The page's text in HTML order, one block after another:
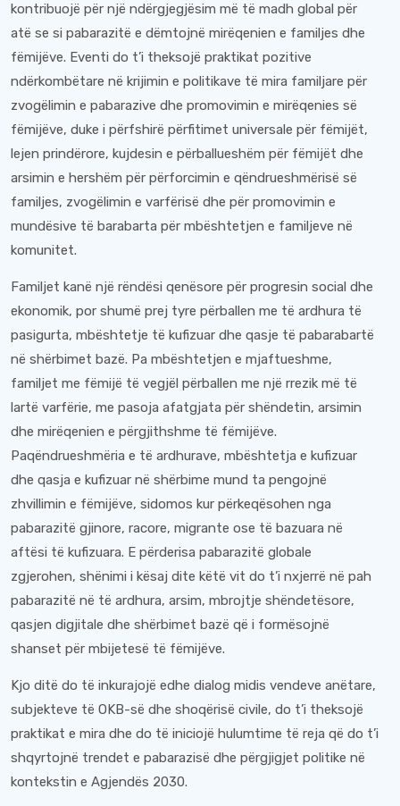
kontribuojë për një ndërgjegjësim më të madh global për
atë se si pabarazitë e dëmtojnë mirëqenien e familjes dhe
fëmijëve. Eventi do t’i theksojë praktikat pozitive
ndërkombëtare në krijimin e politikave të mira familjare për
zvogëlimin e pabarazive dhe promovimin e mirëqenies së
fëmijëve, duke i përfshirë përfitimet universale për fëmijët,
lejen prindërore, kujdesin e përballueshëm për fëmijët dhe
arsimin e hershëm për përforcimin e qëndrueshmërisë së
familjes, zvogëlimin e varfërisë dhe për promovimin e
mundësive të barabarta për mbështetjen e familjeve në
komunitet.
Familjet kanë një rëndësi qenësore për progresin social dhe
ekonomik, por shumë prej tyre përballen me të ardhura të
pasigurta, mbështetje të kufizuar dhe qasje të pabarabartë
në shërbimet bazë. Pa mbështetjen e mjaftueshme,
familjet me fëmijë të vegjël përballen me një rrezik më të
lartë varfërie, me pasoja afatgjata për shëndetin, arsimin
dhe mirëqenien e përgjithshme të fëmijëve.
Paqëndrueshmëria e të ardhurave, mbështetja e kufizuar
dhe qasja e kufizuar në shërbime mund ta pengojnë
zhvillimin e fëmijëve, sidomos kur përkeqësohen nga
pabarazitë gjinore, racore, migrante ose të bazuara në
aftësi të kufizuara. E përderisa pabarazitë globale
zgjerohen, shënimi i kësaj dite këtë vit do t’i nxjerrë në pah
pabarazitë në të ardhura, arsim, mbrojtje shëndetësore,
qasjen digjitale dhe shërbimet bazë që i formësojnë
shanset për mbijetesë të fëmijëve.
Kjo ditë do të inkurajojë edhe dialog midis vendeve anëtare,
subjekteve të OKB-së dhe shoqërisë civile, do t’i theksojë
praktikat e mira dhe do të iniciojë hulumtime të reja që do t’i
shqyrtojnë trendet e pabarazisë dhe përgjigjet politike në
kontekstin e Agjendës 2030.